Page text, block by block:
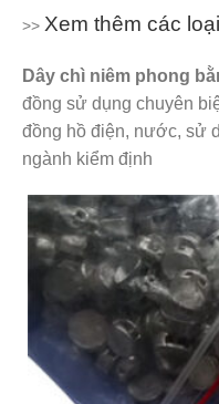
>> Xem thêm các
Dây chì niêm phong
đồng sử dụng chuyên
đồng hồ điện, nước, sử
ngành kiểm định